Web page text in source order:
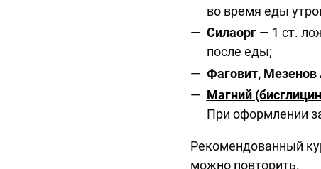
во время еды
Силаорг— 1 ст.
после еды;
Фаговит, Мезенов
Магний
При оформлении
Рекомендованный
можно повторить.